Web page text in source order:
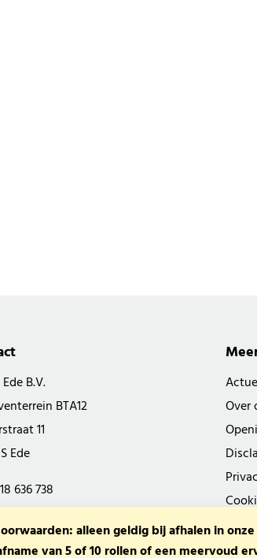
B.V.
BTA12
11
Ede
636 738
Over
alleen geldig bij afhalen in onze
van 5 of 10 rollen of een meervoud